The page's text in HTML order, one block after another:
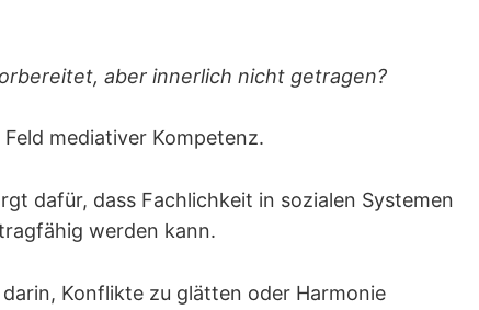
aber innerlich nicht getragen?
mediativer Kompetenz.
dafür, dass Fachlichkeit in sozialen Systemen
werden kann.
Konflikte zu glätten oder Harmonie